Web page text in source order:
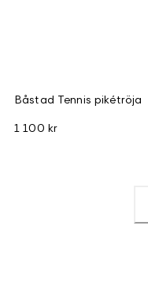
Båstad Tennis pikétröja
1 100 kr